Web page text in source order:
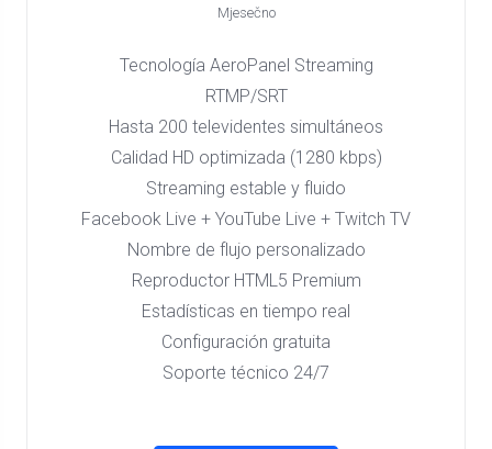
Mjesečno
Tecnología AeroPanel Streaming
RTMP/SRT
Hasta 200 televidentes simultáneos
Calidad HD optimizada (1280 kbps)
Streaming estable y fluido
Facebook Live + YouTube Live + Twitch TV
Nombre de flujo personalizado
Reproductor HTML5 Premium
Estadísticas en tiempo real
Configuración gratuita
Soporte técnico 24/7